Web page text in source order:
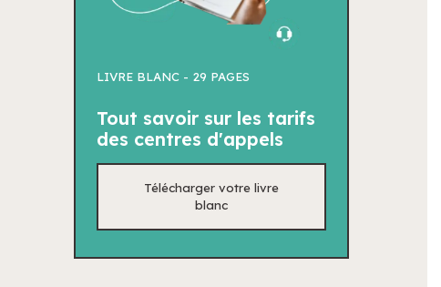
LIVRE BLANC - 29 PAGES
Tout savoir sur les tarifs
des centres d'appels
Télécharger votre livre
blanc